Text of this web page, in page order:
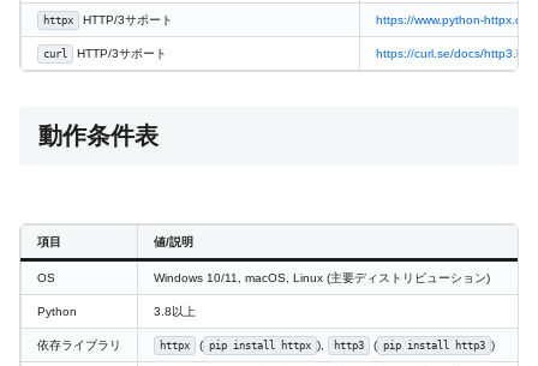
httpx HTTP/3サポート https://www.python-
curl HTTP/3サポート https://curl.se/docs/http3.html
動作条件表
項目 値/説明
OS Windows 10/11, macOS, Linux (主要ディストリビューション)
Python 3.8以上
依存ライブラリ httpx ( pip install httpx ), http3 ( pip install http3 )